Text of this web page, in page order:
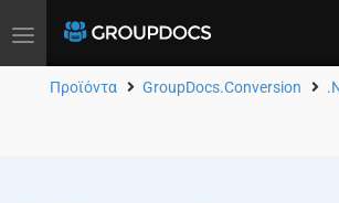
Toggle
Προϊόντα GroupDocs.Conversion